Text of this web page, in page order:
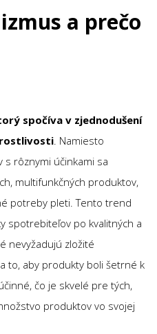
a prečo
spočíva v zjednodušení
. Namiesto
rôznymi účinkami sa
multifunkčných produktov,
potreby pleti. Tento trend
spotrebiteľov po kvalitných a
nevyžadujú zložité
to, aby produkty boli šetrné k
čo je skvelé pre tých,
produktov vo svojej